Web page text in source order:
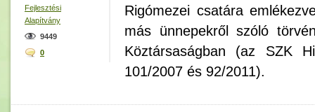
Fejlesztési
Alapítvány
9449
0
Rigómezei csatára
más ünnepekről szóló
Köztársaságban (az SZK
101/2007 és 92/2011).